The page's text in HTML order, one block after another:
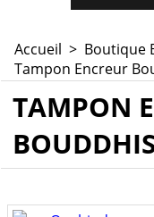
Accueil > Boutique
Tampon Encreur
TAMPON